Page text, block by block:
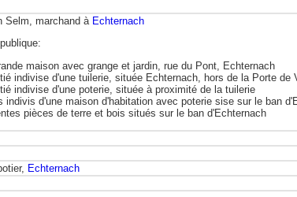
Selm, marchand à Echternach
maison avec grange et jardin, rue du Pont, Echternach
indivise d'une tuilerie, située Echternach, hors de la Porte de
indivise d'une poterie, située à proximité de la tuilerie
indivis d'une maison d'habitation avec poterie sise sur le ban
pièces de terre et bois situés sur le ban d'Echternach
Echternach